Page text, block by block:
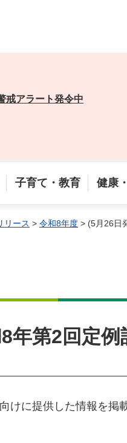
戒アラート発令中
子育て・教育 健康
リース > 令和8年度 > (5月26日
年第2回定例
けに提供した情報を